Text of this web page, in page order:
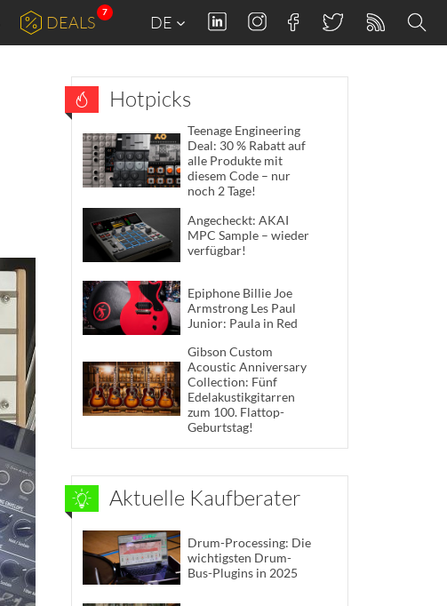
DEALS
7
DE
Hotpicks
Teenage Engineering
Deal: 30 % Rabatt auf
alle Produkte mit
diesem Code – nur
noch 2 Tage!
Angecheckt: AKAI
MPC Sample – wieder
verfügbar!
Epiphone Billie Joe
Armstrong Les Paul
Junior: Paula in Red
Gibson Custom
Acoustic Anniversary
Collection: Fünf
Edelakustikgitarren
zum 100. Flattop-
Geburtstag!
Aktuelle Kaufberater
Drum-Processing: Die
wichtigsten Drum-
Bus-Plugins in 2025